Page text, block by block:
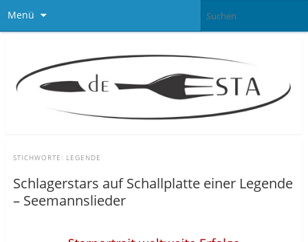
Menü
STICHWORTE: LEGENDE
Schlagerstars auf Schallplatte einer Legende
– Seemannslieder